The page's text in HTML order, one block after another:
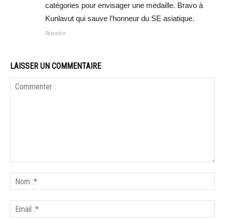
catégories pour envisager une médaille. Bravo à
Kunlavut qui sauve l’honneur du SE asiatique.
Répondre
LAISSER UN COMMENTAIRE